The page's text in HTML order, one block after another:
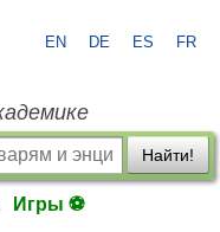
EN DE ES FR
Найти!
Игры ⚽